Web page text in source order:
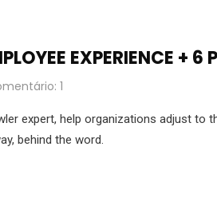
EXPERIENCE + 6
1
expert, help organizations adjust to
behind the word.